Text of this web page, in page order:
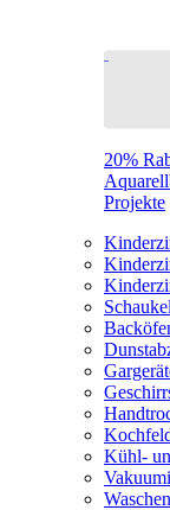
20%
Projekte
Kühl-